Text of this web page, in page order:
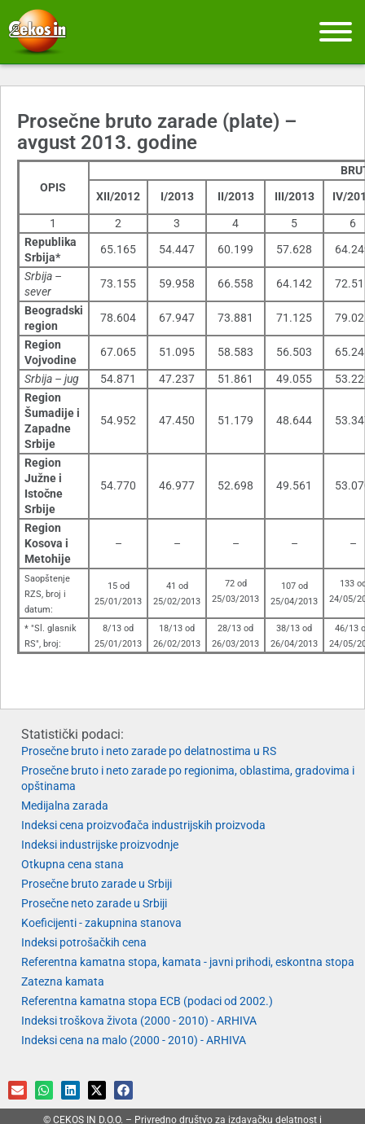
Prosečne bruto zarade (plate) –
avgust 2013. godine
OPIS
XII/2012
I/2013 II/2013 III/2013 IV/
1 2 3 4 5
6
Republika
Srbija*
65.165 54.447 60.199 57.628
Srbija –
sever
73.155 59.958 66.558 64.142
Beogradski
region
78.604 67.947 73.881 71.125
Region
Vojvodine
67.065 51.095 58.583 56.503
Srbija – jug 54.871 47.237 51.861 49.055
Region
Šumadije i
Zapadne
Srbije
54.952 47.450 51.179 48.644
Region
Južne i
Istočne
Srbije
54.770 46.977 52.698 49.561
Region
Kosova i
Metohije
– – – – –
Saopštenje
RZS, broj i
datum:
15 od
25/01/2013
41 od
25/02/2013
72 od
25/03/2013
107 od
25/04/2013
133
24/05/
* "Sl. glasnik
RS", broj:
8/13 od
25/01/2013
18/13 od
26/02/2013
28/13 od
26/03/2013
38/13 od
26/04/2013
46/13
24/05/
Statistički podaci:
Prosečne bruto i neto zarade po delatnostima u RS
Prosečne bruto i neto zarade po regionima, oblastima, gradovima i
opštinama
Medijalna zarada
Indeksi cena proizvođača industrijskih proizvoda
Indeksi industrijske proizvodnje
Otkupna cena stana
Prosečne bruto zarade u Srbiji
Prosečne neto zarade u Srbiji
Koeficijenti - zakupnina stanova
Indeksi potrošačkih cena
Referentna kamatna stopa, kamata - javni prihodi, eskontna stopa
Zatezna kamata
Referentna kamatna stopa ECB (podaci od 2002.)
Indeksi troškova života (2000 - 2010) - ARHIVA
Indeksi cena na malo (2000 - 2010) - ARHIVA
© CEKOS IN D.O.O. – Privredno društvo za izdavačku delatnost i